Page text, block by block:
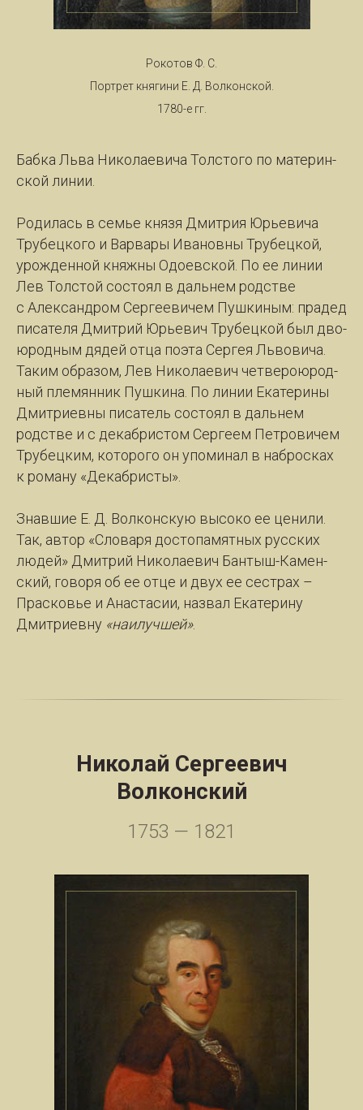
Рокотов Ф. С.
Портрет княгини Е. Д. Волконской.
1780-е гг.
Баб­ка Льва Ни­ко­ла­е­ви­ча Толс­то­го по ма­те­рин­
ской ли­нии.
Ро­ди­лась в семье кня­зя Дмит­рия Юрь­е­ви­ча
Тру­бец­ко­го и Вар­ва­ры Ива­нов­ны Тру­бец­кой,
урож­ден­ной княж­ны Одо­ев­ской. По ее ли­нии
Лев Толс­той со­сто­ял в даль­нем родст­ве
с Алек­сан­дром Сер­ге­е­ви­чем Пуш­ки­ным: пра­дед
пи­са­те­ля Дмит­рий Юрь­е­ви­ч Тру­бец­кой был дво­
ю­род­ным дя­дей от­ца по­эта Сер­гея Льво­ви­ча.
Та­ким об­ра­зом, Лев Ни­ко­ла­е­вич чет­ве­ро­ю­род­
ный пле­мян­ник Пуш­ки­на. По ли­нии Ека­те­ри­ны
Дмит­ри­ев­ны пи­са­тель со­сто­ял в даль­нем
родст­ве и с де­ка­брис­том Сер­ге­ем Пет­ро­ви­чем
Тру­бец­ким, ко­то­ро­го он упо­ми­нал в на­брос­ках
к ро­ма­ну «Де­каб­ри­с­ты».
Знав­шие Е. Д. Вол­кон­скую вы­со­ко ее це­ни­ли.
Так, ав­тор «Сло­ва­ря до­сто­па­мят­ных рус­ских
лю­дей» Дмит­рий Нико­лае­вич Бан­тыш-Ка­мен­
ский, го­во­ря об ее от­це и двух ее сест­рах –
Прас­ковье и Ана­ста­сии, на­звал Ека­те­ри­ну
Дмит­ри­ев­ну «наи­луч­шей».
Николай Сергеевич
Волконский
1753 — 1821